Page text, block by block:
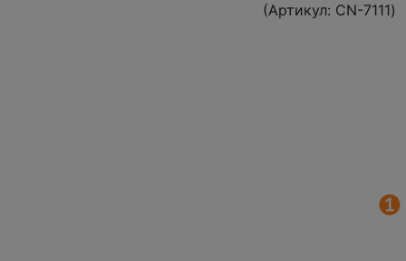
(Артикул: СN-7111)